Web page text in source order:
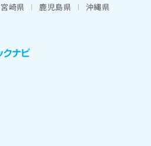
宮崎県 鹿児島県 沖縄県